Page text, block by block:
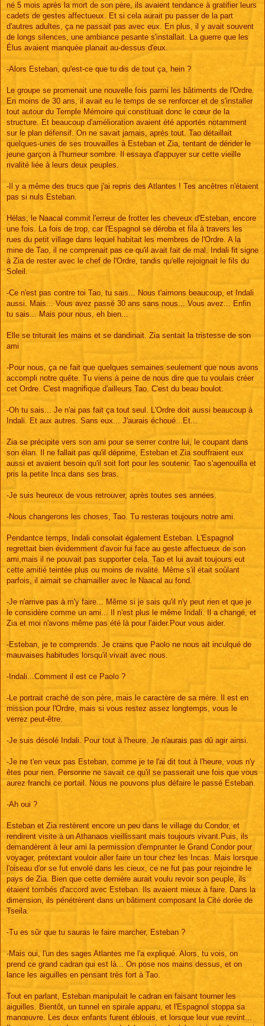
né 5 mois après la mort de son père, ils avaient tendance à gratifier leurs
cadets de gestes affectueux. Et si cela aurait pu passer de la part
d'autres adultes, ça ne passait pas avec eux. En plus, il y avait souvent
de longs silences, une ambiance pesante s'installait. La guerre que les
Élus avaient manquée planait au-dessus d'eux.
-Alors Esteban, qu'est-ce que tu dis de tout ça, hein ?
Le groupe se promenait une nouvelle fois parmi les bâtiments de l'Ordre.
En moins de 30 ans, il avait eu le temps de se renforcer et de s'installer
tout autour du Temple Mémoire qui constituait donc le cœur de la
structure. Et beaucoup d'amélioration avaient été apportés notamment
sur le plan défensif. On ne savait jamais, après tout. Tao détaillait
quelques-unes de ses trouvailles à Esteban et Zia, tentant de dérider le
jeune garçon à l'humeur sombre. Il essaya d'appuyer sur cette vieille
rivalité liée à leurs deux peuples.
-Il y a même des trucs que j'ai repris des Atlantes ! Tes ancêtres n'étaient
pas si nuls Esteban.
Hélas, le Naacal commit l'erreur de frotter les cheveux d'Esteban, encore
une fois. La fois de trop, car l'Espagnol se déroba et fila à travers les
rues du petit village dans lequel habitait les membres de l'Ordre. A la
mine de Tao, il ne comprenait pas ce qu'il avait fait de mal. Indali fit signe
à Zia de rester avec le chef de l'Ordre, tandis qu'elle rejoignait le fils du
Soleil.
-Ce n'est pas contre toi Tao, tu sais... Nous t'aimons beaucoup, et Indali
aussi. Mais... Vous avez passé 30 ans sans nous... Vous avez... Enfin
tu sais... Mais pour nous, eh bien...
Elle se triturait les mains et se dandinait. Zia sentait la tristesse de son
ami
-Pour nous, ça ne fait que quelques semaines seulement que nous avons
accompli notre quête. Tu viens à peine de nous dire que tu voulais créer
cet Ordre. C'est magnifique d'ailleurs Tao. C'est du beau boulot.
-Oh tu sais... Je n'ai pas fait ça tout seul. L'Ordre doit aussi beaucoup à
Indali. Et aux autres. Sans eux... J'aurais échoué...Et...
Zia se précipite vers son ami pour se serrer contre lui, le coupant dans
son élan. Il ne fallait pas qu'il déprime, Esteban et Zia souffraient eux
aussi et avaient besoin qu'il soit fort pour les soutenir. Tao s'agenouilla et
pris la petite Inca dans ses bras.
-Je suis heureux de vous retrouver, après toutes ses années.
-Nous changerons les choses, Tao. Tu resteras toujours notre ami.
Pendantce temps, Indali consolait également Esteban. L'Espagnol
regrettait bien évidemment d'avoir fui face au geste affectueux de son
ami,mais il ne pouvait pas supporter cela. Tao et lui avait toujours eut
cette amitié teintée plus ou moins de rivalité. Même s'il était soûlant
parfois, il aimait se chamailler avec le Naacal au fond.
-Je n'arrive pas à m'y faire... Même si je sais qu'il n'y peut rien et que je
le considère comme un ami... Il n'est plus le même Indali. Il a changé, et
Zia et moi n'avons même pas été là pour l'aider.Pour vous aider.
-Esteban, je te comprends. Je crains que Paolo ne nous ait inculqué de
mauvaises habitudes lorsqu'il vivait avec nous.
-Indali...Comment il est ce Paolo ?
-Le portrait craché de son père, mais le caractère de sa mère. Il est en
mission pour l'Ordre, mais si vous restez assez longtemps, vous le
verrez peut-être.
-Je suis désolé Indali. Pour tout à l'heure. Je n'aurais pas dû agir ainsi.
-Je ne t'en veux pas Esteban, comme je te l'ai dit tout à l'heure, vous n'y
êtes pour rien. Personne ne savait ce qu'il se passerait une fois que vous
aurez franchi ce portail. Nous ne pouvons plus défaire le passé Esteban.
-Ah oui ?
Esteban et Zia restèrent encore un peu dans le village du Condor, et
rendirent visite à un Athanaos vieillissant mais toujours vivant.Puis, ils
demandèrent à leur ami la permission d'emprunter le Grand Condor pour
voyager, prétextant vouloir aller faire un tour chez les Incas. Mais lorsque
l'oiseau d'or se fut envolé dans les cieux, ce ne fut pas pour rejoindre le
pays de Zia. Bien que cette dernière aurait voulu revoir son peuple, ils
étaient tombés d'accord avec Esteban. Ils avaient mieux à faire. Dans la
dimension, ils pénétrèrent dans un bâtiment composant la Cité dorée de
Tseila.
-Tu es sûr que tu sauras le faire marcher, Esteban ?
-Mais oui, l'un des sages Atlantes me l'a expliqué. Alors, tu vois, on
prend ce grand cadran qui est là... On pose nos mains dessus, et on
lance les aiguilles en pensant très fort à Tao.
Tout en parlant, Esteban manipulait le cadran en faisant tourner les
aiguilles. Bientôt, un tunnel en spirale apparu, et l'Espagnol stoppa sa
manœuvre. Les deux enfants furent éblouis, et lorsque leur vue revint...